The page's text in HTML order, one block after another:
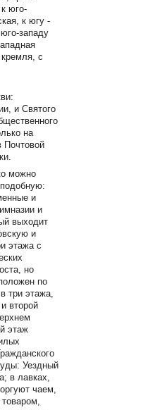
юго-
к югу -
западу
с
и Святого
на
Почтовой
можно
подобную:
и
и
выходит
и
этажа с
но
по
три этажа,
второй
этаж
Уездный
в лавках,
чаем,